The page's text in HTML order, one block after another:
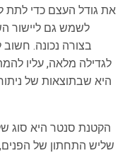
את גודל העצם כדי לתת
לשמש גם ליישור
בצורה נכונה. חשוב
לגדילה מלאה, עליו
היא שבתוצאות של
הקטנת סנטר היא סוג
שליש התחתון של